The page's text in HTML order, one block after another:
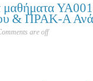
μαθήματα
& ΠΡΑΚ-Α
are off